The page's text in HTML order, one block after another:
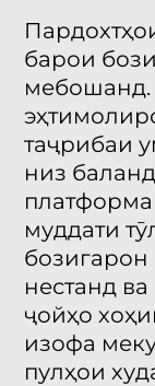
барои
мебошанд.
таҷрибаи
низ
муддати
нестанд
ҷойҳо
изофа
пулҳои